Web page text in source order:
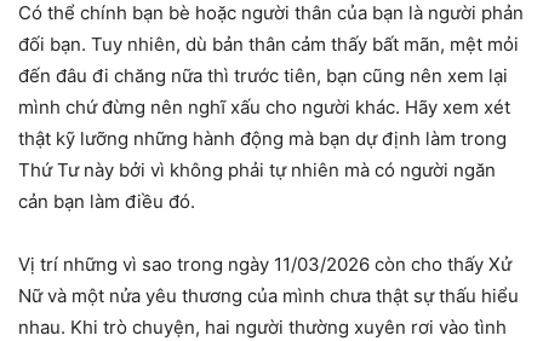
Có thể chính bạn bè hoặc người thân của bạn là người phản
đối bạn. Tuy nhiên, dù bản thân cảm thấy bất mãn, mệt mỏi
đến đâu đi chăng nữa thì trước tiên, bạn cũng nên xem lại
mình chứ đừng nên nghĩ xấu cho người khác. Hãy xem xét
thật kỹ lưỡng những hành động mà bạn dự định làm trong
Thứ Tư này bởi vì không phải tự nhiên mà có người ngăn
cản bạn làm điều đó.
Vị trí những vì sao trong ngày 11/03/2026 còn cho thấy Xử
Nữ và một nửa yêu thương của mình chưa thật sự thấu hiểu
nhau. Khi trò chuyện, hai người thường xuyên rơi vào tình